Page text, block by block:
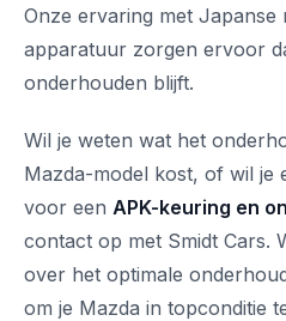
Onze ervaring met Japanse
apparatuur zorgen ervoor
onderhouden blijft.
Wil je weten wat het
Mazda-model kost, of wil je
voor een APK-keuring en
contact op met Smidt Cars.
over het optimale
om je Mazda in topconditie